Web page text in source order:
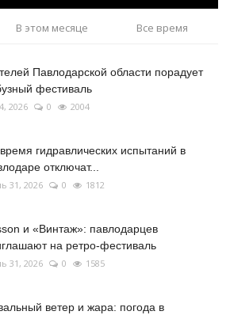
В этом месяце Все время
Павлодарской области порадует
фестиваль
2026 0 2004
гидравлических испытаний в
отключат...
31, 2026 0 1812
и «Винтаж»: павлодарцев
на ретро-фестиваль
31, 2026 0 1585
ветер и жара: погода в